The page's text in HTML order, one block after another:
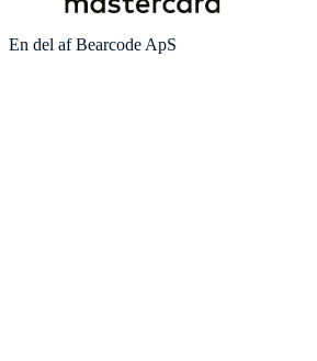
En del af Bearcode ApS